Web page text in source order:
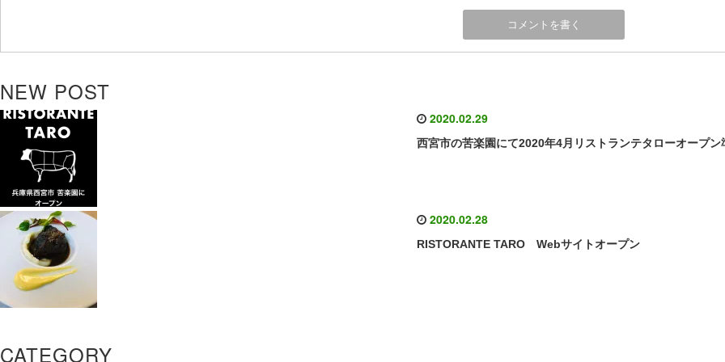
NEW POST
2020.02.29
西宮市の苦楽園にて2020年4月リストランテタローオープン
2020.02.28
RISTORANTE TARO Webサイトオープン
CATEGORY